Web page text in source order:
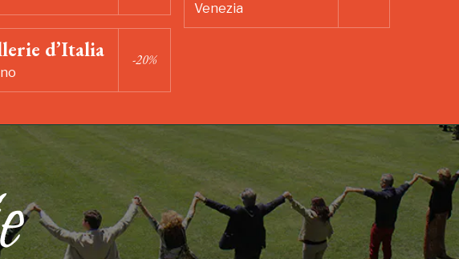
Venezia
d’Italia -20%